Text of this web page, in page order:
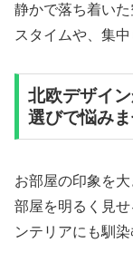
静かで落ち着い
スタイムや、集
北欧デザイ
選びで悩み
お部屋の印象を
部屋を明るく見
ンテリアにも馴